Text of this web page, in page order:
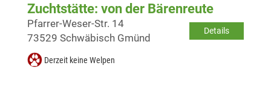
Zuchtstätte: von der Bärenreute
Details
Pfarrer-Weser-Str. 14
73529 Schwäbisch Gmünd
Derzeit keine Welpen